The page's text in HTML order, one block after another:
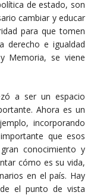
de estado, son
cambiar y educar
para que tomen
derecho e igualdad
Memoria, se viene
a ser un espacio
Ahora es un
incorporando
que esos
conocimiento y
cómo es su vida,
en el país. Hay
el punto de vista